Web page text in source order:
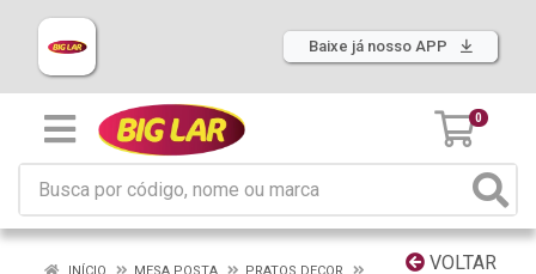
Baixe já nosso APP
0
VOLTAR